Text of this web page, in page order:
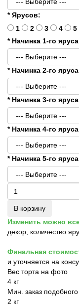
* Ярусов:
1
2 3 4
5
* Начинка 1-го
* Начинка 2-го
* Начинка 3-го
* Начинка 4-го
* Начинка 5-го
В корзину
Изменить можно
декор, количество
Финальная
и уточняется на
Вес торта на фото
4 кг
Мин. заказ подобного
2 кг